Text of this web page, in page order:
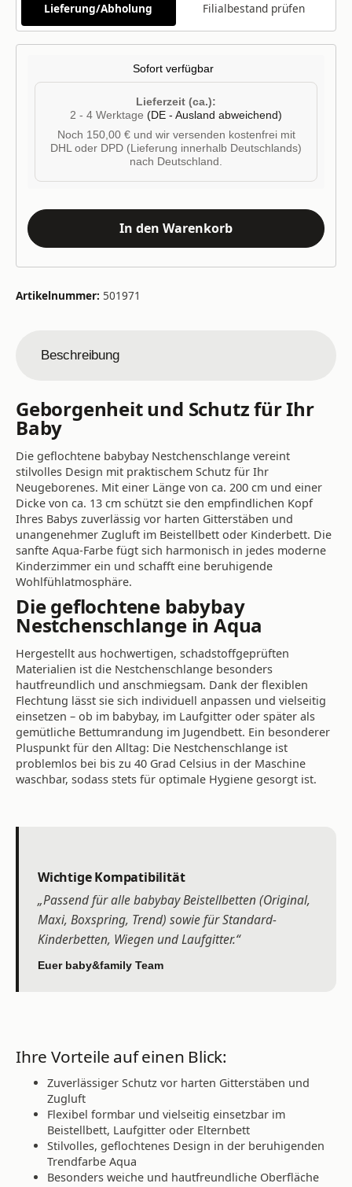
Lieferung/Abholung Filialbestand prüfen
Sofort verfügbar
Lieferzeit (ca.):
2 - 4 Werktage (DE - Ausland abweichend)
Noch 150,00 € und wir versenden kostenfrei mit
DHL oder DPD (Lieferung innerhalb Deutschlands)
nach Deutschland.
In den Warenkorb
Artikelnummer: 501971
Beschreibung
Geborgenheit und Schutz für Ihr
Baby
Die geflochtene babybay Nestchenschlange vereint
stilvolles Design mit praktischem Schutz für Ihr
Neugeborenes. Mit einer Länge von ca. 200 cm und einer
Dicke von ca. 13 cm schützt sie den empfindlichen Kopf
Ihres Babys zuverlässig vor harten Gitterstäben und
unangenehmer Zugluft im Beistellbett oder Kinderbett. Die
sanfte Aqua-Farbe fügt sich harmonisch in jedes moderne
Kinderzimmer ein und schafft eine beruhigende
Wohlfühlatmosphäre.
Die geflochtene babybay
Nestchenschlange in Aqua
Hergestellt aus hochwertigen, schadstoffgeprüften
Materialien ist die Nestchenschlange besonders
hautfreundlich und anschmiegsam. Dank der flexiblen
Flechtung lässt sie sich individuell anpassen und vielseitig
einsetzen – ob im babybay, im Laufgitter oder später als
gemütliche Bettumrandung im Jugendbett. Ein besonderer
Pluspunkt für den Alltag: Die Nestchenschlange ist
problemlos bei bis zu 40 Grad Celsius in der Maschine
waschbar, sodass stets für optimale Hygiene gesorgt ist.
Wichtige Kompatibilität
„Passend für alle babybay Beistellbetten (Original,
Maxi, Boxspring, Trend) sowie für Standard-
Kinderbetten, Wiegen und Laufgitter.“
Euer baby&family Team
Ihre Vorteile auf einen Blick:
Zuverlässiger Schutz vor harten Gitterstäben und
Zugluft
Flexibel formbar und vielseitig einsetzbar im
Beistellbett, Laufgitter oder Elternbett
Stilvolles, geflochtenes Design in der beruhigenden
Trendfarbe Aqua
Besonders weiche und hautfreundliche Oberfläche